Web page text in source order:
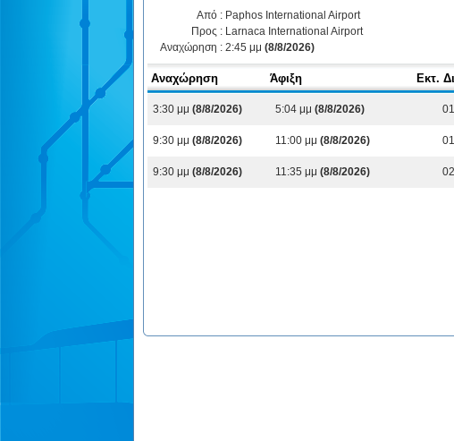
Από : Paphos International Airport
Προς : Larnaca International Airport
Αναχώρηση : 2:45 μμ (8/8/2026)
Αναχώρηση Άφιξη Εκτ.
3:30 μμ (8/8/2026) 5:04 μμ (8/8/2026)
9:30 μμ (8/8/2026) 11:00 μμ (8/8/2026)
9:30 μμ (8/8/2026) 11:35 μμ (8/8/2026)